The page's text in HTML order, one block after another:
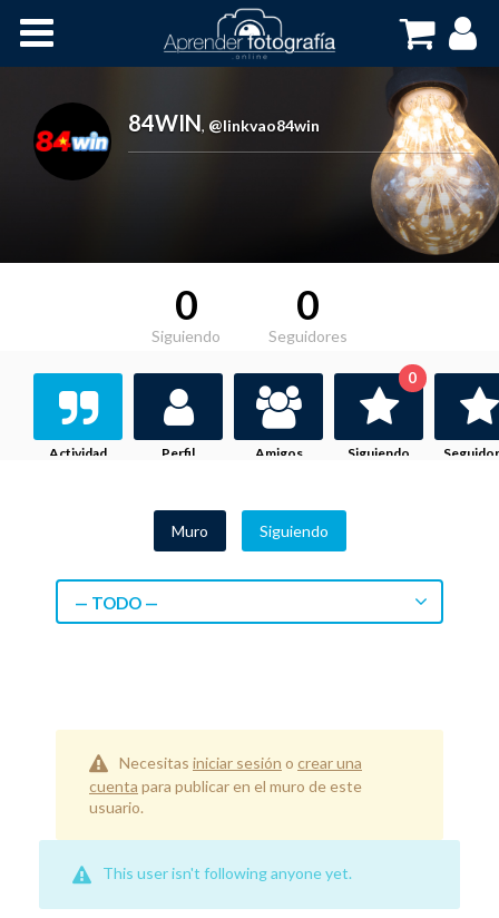
Cursos OnLine
84WIN, @linkvao84win
0
Siguiendo
0
Seguidores
Actividad Perfil Amigos Siguiendo
0
Muro Siguiendo
— TODO —
Necesitas iniciar sesión o crear una
cuenta para publicar en el muro de este
usuario.
This user isn't following anyone yet.